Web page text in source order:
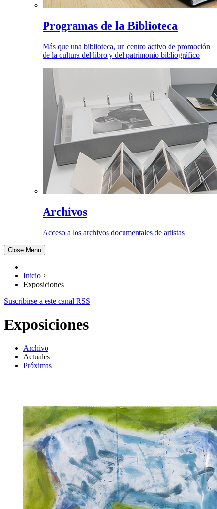
Programas de la Biblioteca
Más que una biblioteca, un centro activo de promoción
de la cultura del libro y del patrimonio bibliográfico
Archivos
Acceso a los archivos documentales de artistas
Close Menu
Inicio >
Exposiciones
Suscribirse a este canal RSS
Exposiciones
Archivo
Actuales
Próximas